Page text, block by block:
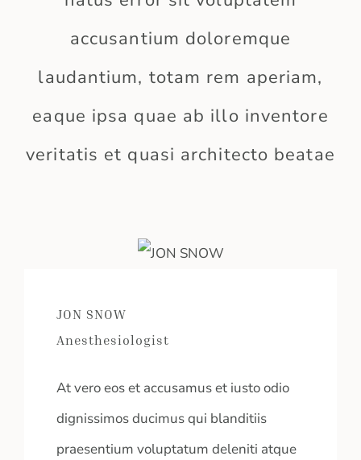
accusantium doloremque
laudantium, totam rem aperiam,
eaque ipsa quae ab illo inventore
veritatis et quasi architecto beatae
JON SNOW
Anesthesiologist
At vero eos et accusamus et iusto odio
dignissimos ducimus qui blanditiis
praesentium voluptatum deleniti atque